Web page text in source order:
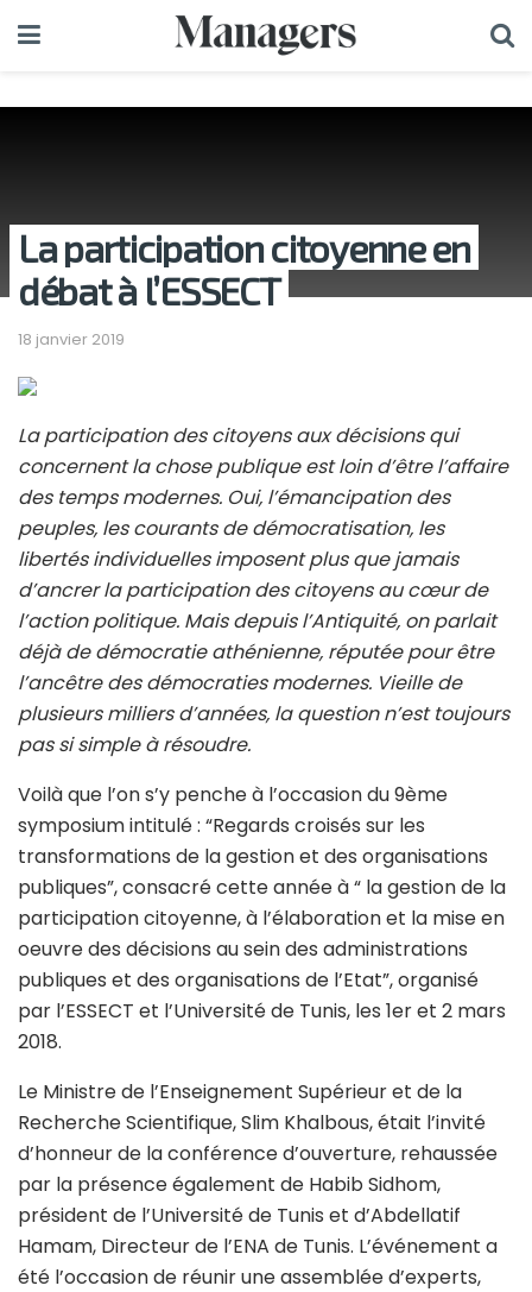
La participation citoyenne en
débat à l’ESSECT
18 janvier 2019
La participation des citoyens aux décisions qui
concernent la chose publique est loin d’être l’affaire
des temps modernes. Oui, l’émancipation des
peuples, les courants de démocratisation, les
libertés individuelles imposent plus que jamais
d’ancrer la participation des citoyens au cœur de
l’action politique. Mais depuis l’Antiquité, on parlait
déjà de démocratie athénienne, réputée pour être
l’ancêtre des démocraties modernes. Vieille de
plusieurs milliers d’années, la question n’est toujours
pas si simple à résoudre.
Voilà que l’on s’y penche à l’occasion du 9ème
symposium intitulé : “Regards croisés sur les
transformations de la gestion et des organisations
publiques”, consacré cette année à “ la gestion de la
participation citoyenne, à l’élaboration et la mise en
oeuvre des décisions au sein des administrations
publiques et des organisations de l’Etat”, organisé
par l’ESSECT et l’Université de Tunis, les 1er et 2 mars
2018.
Le Ministre de l’Enseignement Supérieur et de la
Recherche Scientifique, Slim Khalbous, était l’invité
d’honneur de la conférence d’ouverture, rehaussée
par la présence également de Habib Sidhom,
président de l’Université de Tunis et d’Abdellatif
Hamam, Directeur de l’ENA de Tunis. L’événement a
été l’occasion de réunir une assemblée d’experts,